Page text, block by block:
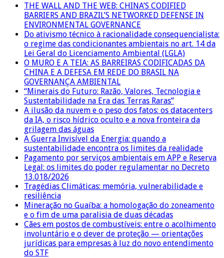
THE WALL AND THE WEB: CHINA’S CODIFIED
BARRIERS AND BRAZIL’S NETWORKED DEFENSE IN
ENVIRONMENTAL GOVERNANCE
Do ativismo técnico à racionalidade consequencialista:
o regime das condicionantes ambientais no art. 14 da
Lei Geral do Licenciamento Ambiental (LGLA)
O MURO E A TEIA: AS BARREIRAS CODIFICADAS DA
CHINA E A DEFESA EM REDE DO BRASIL NA
GOVERNANÇA AMBIENTAL
“Minerais do Futuro: Razão, Valores, Tecnologia e
Sustentabilidade na Era das Terras Raras”
A ilusão da nuvem e o peso dos fatos: os datacenters
da IA, o risco hídrico oculto e a nova fronteira da
grilagem das águas
A Guerra Invisível da Energia: quando a
sustentabilidade encontra os limites da realidade
Pagamento por serviços ambientais em APP e Reserva
Legal: os limites do poder regulamentar no Decreto
13.018/2026
Tragédias Climáticas: memória, vulnerabilidade e
resiliência
Mineração no Guaíba: a homologação do zoneamento
e o fim de uma paralisia de duas décadas
Cães em postos de combustíveis: entre o acolhimento
involuntário e o dever de proteção — orientações
jurídicas para empresas à luz do novo entendimento
do STF